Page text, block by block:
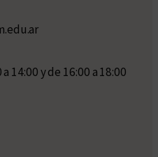
14:00 y de 16:00 a 18:00